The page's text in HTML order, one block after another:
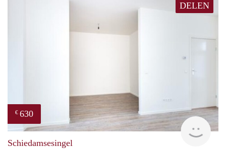
DELEN
€ 630
Schiedamsesingel